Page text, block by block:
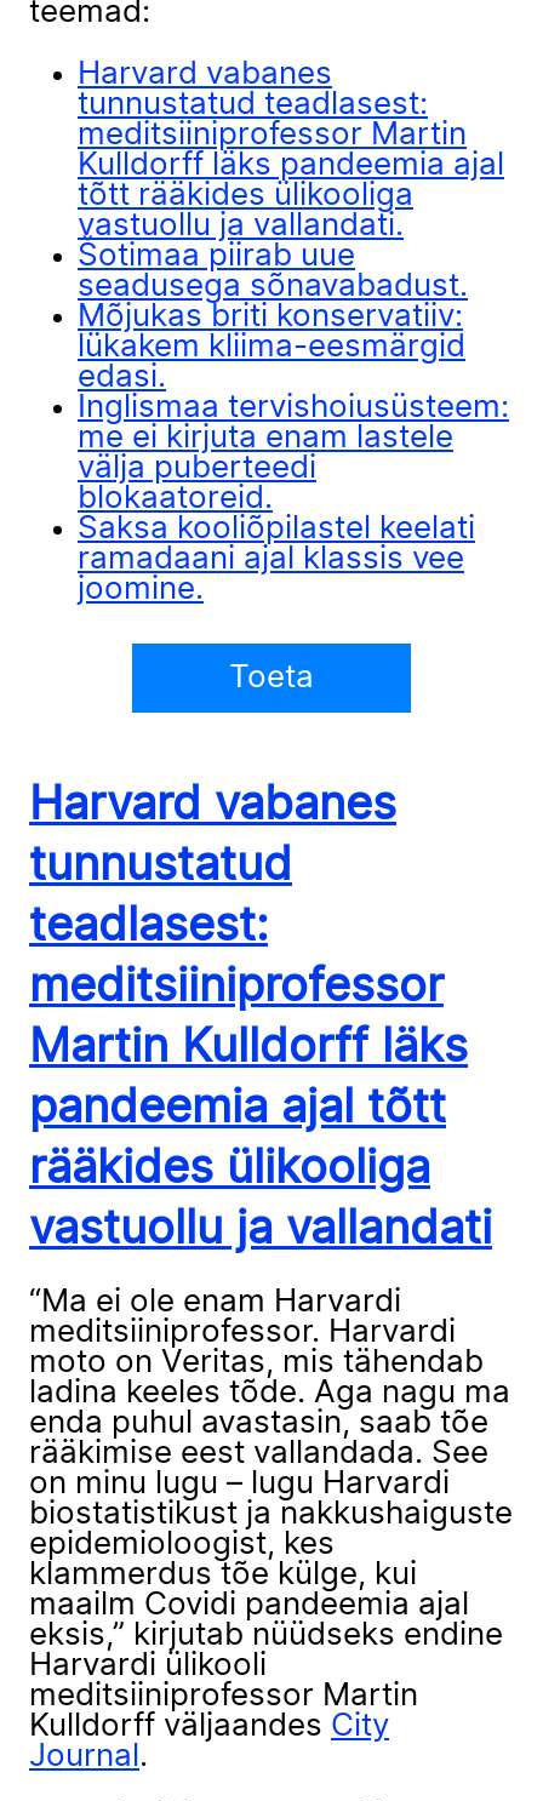
teemad:
Harvard vabanes
tunnustatud teadlasest:
meditsiiniprofessor Martin
Kulldorff läks pandeemia ajal
tõtt rääkides ülikooliga
vastuollu ja vallandati.
Šotimaa piirab uue
seadusega sõnavabadust.
Mõjukas briti konservatiiv:
lükakem kliima-eesmärgid
edasi.
Inglismaa tervishoiusüsteem:
me ei kirjuta enam lastele
välja puberteedi
blokaatoreid.
Saksa kooliõpilastel keelati
ramadaani ajal klassis vee
joomine.
Toeta
Harvard vabanes
tunnustatud
teadlasest:
meditsiiniprofessor
Martin Kulldorff läks
pandeemia ajal tõtt
rääkides ülikooliga
vastuollu ja vallandati
“Ma ei ole enam Harvardi
meditsiiniprofessor. Harvardi
moto on Veritas, mis tähendab
ladina keeles tõde. Aga nagu ma
enda puhul avastasin, saab tõe
rääkimise eest vallandada. See
on minu lugu – lugu Harvardi
biostatistikust ja nakkushaiguste
epidemioloogist, kes
klammerdus tõe külge, kui
maailm Covidi pandeemia ajal
eksis,” kirjutab nüüdseks endine
Harvardi ülikooli
meditsiiniprofessor Martin
Kulldorff väljaandes City
Journal .